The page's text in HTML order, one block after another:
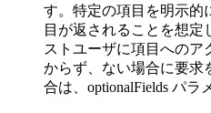
す。特定の項目を明示的
目が返されることを想定
ストユーザに項目へのア
からず、ない場合に要求
合は、optionalFields パラ